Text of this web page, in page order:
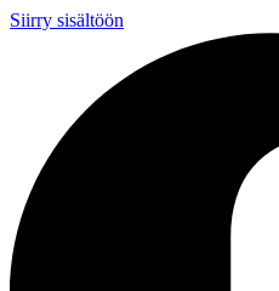
Siirry sisältöön